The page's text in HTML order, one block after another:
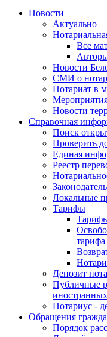
Новости
Актуально
Все
Новости
СМИ о
Нотариат в
Новости
Справочная
Поиск
Проверить
Единая
Реестр
Локальные
Тарифы
тарифа
Депозит
Публичные
иностранных
Нотариус -
Обращения
Порядок